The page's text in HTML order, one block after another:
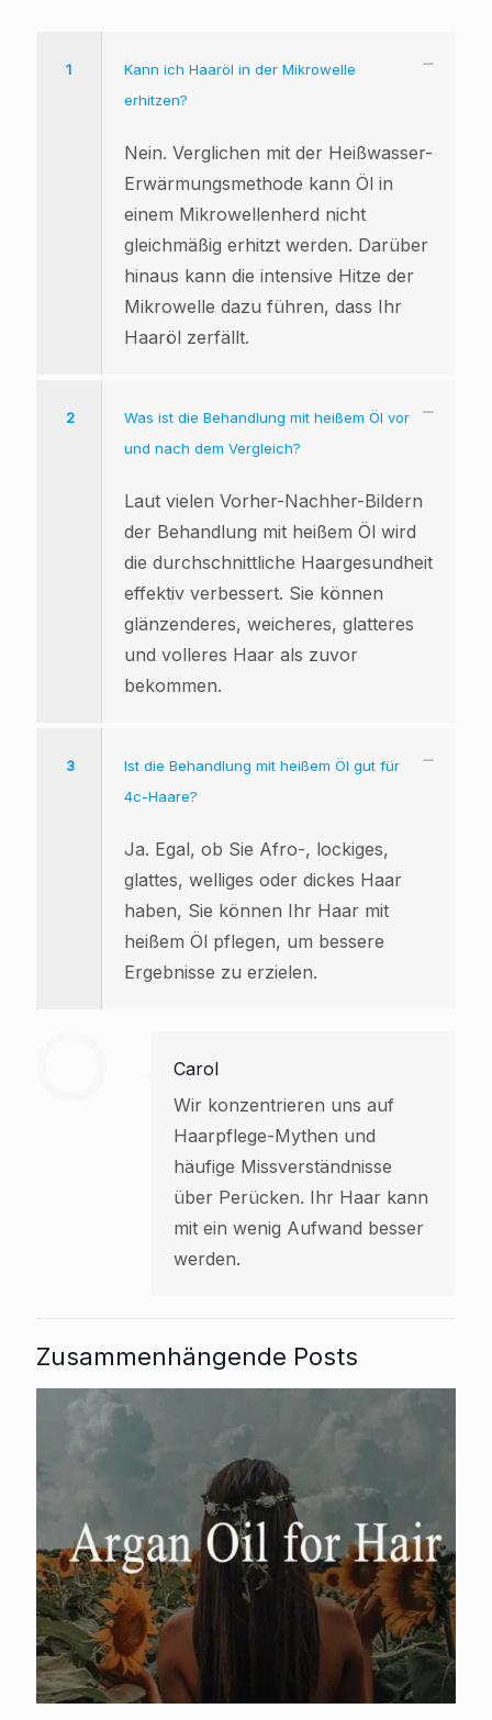
1
Kann ich Haaröl in der Mikrowelle
erhitzen?
Nein. Verglichen mit der Heißwasser-
Erwärmungsmethode kann Öl in
einem Mikrowellenherd nicht
gleichmäßig erhitzt werden. Darüber
hinaus kann die intensive Hitze der
Mikrowelle dazu führen, dass Ihr
Haaröl zerfällt.
2
Was ist die Behandlung mit heißem Öl vor
und nach dem Vergleich?
Laut vielen Vorher-Nachher-Bildern
der Behandlung mit heißem Öl wird
die durchschnittliche Haargesundheit
effektiv verbessert. Sie können
glänzenderes, weicheres, glatteres
und volleres Haar als zuvor
bekommen.
3
Ist die Behandlung mit heißem Öl gut für
4c-Haare?
Ja. Egal, ob Sie Afro-, lockiges,
glattes, welliges oder dickes Haar
haben, Sie können Ihr Haar mit
heißem Öl pflegen, um bessere
Ergebnisse zu erzielen.
Carol
Wir konzentrieren uns auf
Haarpflege-Mythen und
häufige Missverständnisse
über Perücken. Ihr Haar kann
mit ein wenig Aufwand besser
werden.
Zusammenhängende Posts